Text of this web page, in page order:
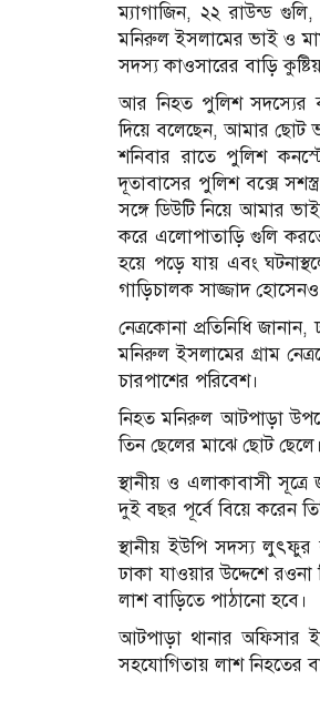
ম্যাগাজিন, ২২ রাউন্ড
মনিরুল ইসলামের ভাই ও
সদস্য কাওসারের বাড়ি
আর নিহত পুলিশ সদস্যের
দিয়ে বলেছেন, আমার ছোট
শনিবার রাতে পুলিশ
দূতাবাসের পুলিশ বক্সে
সঙ্গে ডিউটি নিয়ে আমার
করে এলোপাতাড়ি গুলি
হয়ে পড়ে যায় এবং
গাড়িচালক সাজ্জাদ হোসেনও
নেত্রকোনা প্রতিনিধি
মনিরুল ইসলামের গ্রাম
চারপাশের পরিবেশ।
নিহত মনিরুল আটপাড়া
তিন ছেলের মাঝে ছোট ছেলে।
স্থানীয় ও এলাকাবাসী
দুই বছর পূর্বে বিয়ে করেন
স্থানীয় ইউপি সদস্য লুৎফুর
ঢাকা যাওয়ার উদ্দেশে
লাশ বাড়িতে পাঠানো হবে।
আটপাড়া থানার অফিসার
সহযোগিতায় লাশ নিহতের